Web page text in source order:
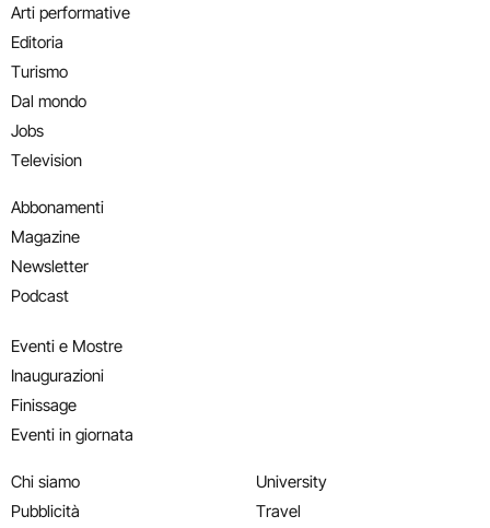
Arti performative
Editoria
Turismo
Dal mondo
Jobs
Television
Abbonamenti
Magazine
Newsletter
Podcast
Eventi e Mostre
Inaugurazioni
Finissage
Eventi in giornata
Chi siamo
Pubblicità
University
Travel